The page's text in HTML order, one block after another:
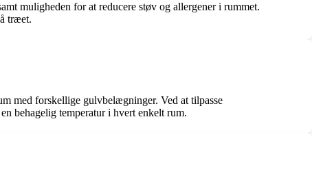
muligheden for at reducere støv og allergener i rummet.
træet.
med forskellige gulvbelægninger. Ved at tilpasse
behagelig temperatur i hvert enkelt rum.